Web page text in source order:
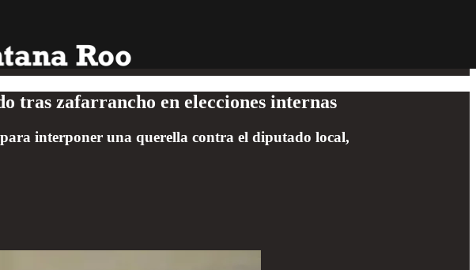
tras zafarrancho en elecciones internas
interponer una querella contra el diputado local,